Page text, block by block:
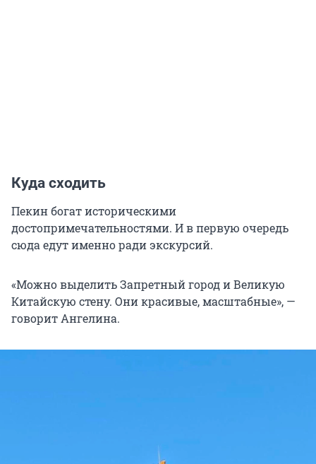
Куда сходить
Пекин богат историческими
достопримечательностями. И в первую очередь
сюда едут именно ради экскурсий.
«Можно выделить Запретный город и Великую
Китайскую стену. Они красивые, масштабные», —
говорит Ангелина.